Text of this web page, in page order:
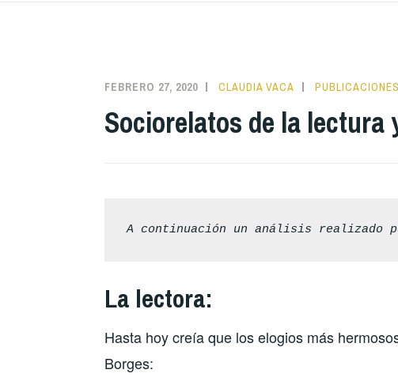
FEBRERO 27, 2020 CLAUDIA VACA PUBLICACIONES
Sociorelatos de la lectura
A continuación un análisis realizado
La lectora:
Hasta hoy creía que los elogios más
Borges: